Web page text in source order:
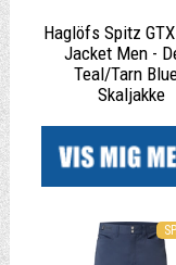
Haglöfs Spitz
Jacket Men -
Teal/Tarn
Skaljakke